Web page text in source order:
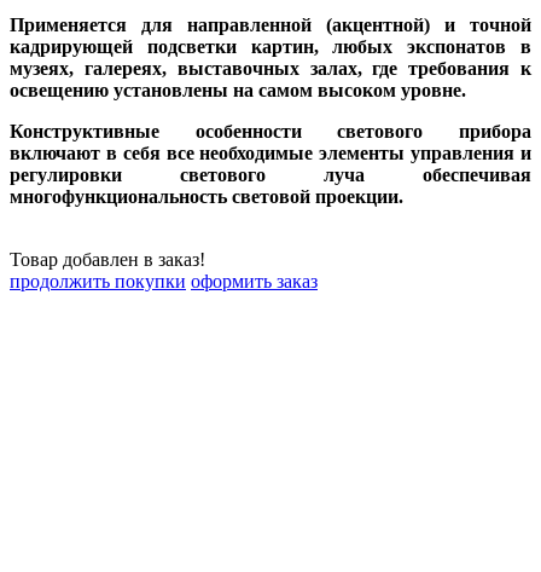
Применяется для направленной (акцентной) и точной
кадрирующей подсветки картин, любых экспонатов в
музеях, галереях, выставочных залах, где требования к
освещению установлены на самом высоком уровне.
Конструктивные особенности светового прибора
включают в себя все необходимые элементы управления и
регулировки светового луча обеспечивая
многофункциональность световой проекции.
Товар добавлен в заказ!
продолжить покупки оформить заказ